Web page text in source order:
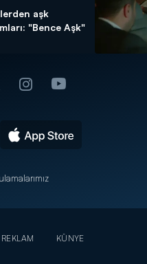
aşk
"Bence Aşk"
REKLAM
KÜNYE